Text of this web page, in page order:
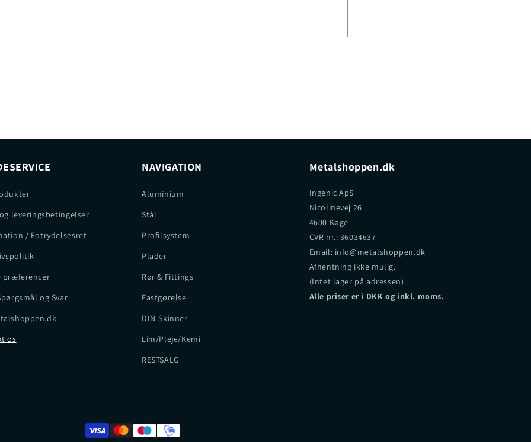
leveringsbetingelser
/ Fotrydelsesret
præferencer
og Svar
os
NAVIGATION
Aluminium
Stål
Profilsystem
Plader
Rør & Fittings
Fastgørelse
DIN-Skinner
Lim/Pleje/Kemi
RESTSALG
Metalshoppen.dk
Ingenic ApS
Nicolinevej 26
4600 Køge
CVR nr.: 36034637
Email: info@metalshoppen.dk
Afhentning ikke mulig.
(Intet lager på adressen).
Alle priser er i DKK og inkl. moms.